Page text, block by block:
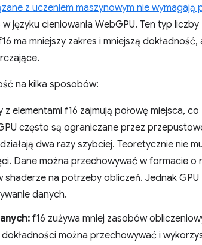
z uczeniem maszynowym nie wymagają
języku cieniowania WebGPU. Ten typ
ma mniejszy zakres i mniejszą
na kilka sposobów:
elementami f16 zajmują połowę miejsca,
często są ograniczane przez
dwa razy szybciej. Teoretycznie nie
Dane można przechowywać w formacie o
shaderze na potrzeby obliczeń. Jednak
danych.
f16 zużywa mniej zasobów
można przechowywać i